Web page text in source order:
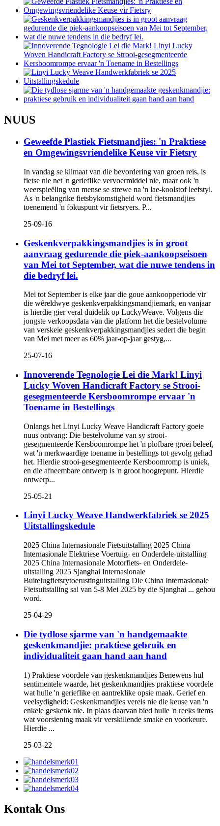
NUUS
Geweefde Plastiek Fietsmandjies: 'n Praktiese
en Omgewingsvriendelike Keuse vir Fietsry
In vandag se klimaat van die bevordering van groen reis, is
fietse nie net 'n gerieflike vervoermiddel nie, maar ook 'n
weerspieëling van mense se strewe na 'n lae-koolstof leefstyl.
As 'n belangrike fietsbykomstigheid word fietsmandjies
toenemend 'n fokuspunt vir fietsryers. P...
25-09-16
Geskenkverpakkingsmandjies is in groot
aanvraag gedurende die piek-aankoopseisoen
van Mei tot September, wat die nuwe tendens in
die bedryf lei.
Mei tot September is elke jaar die goue aankoopperiode vir
die wêreldwye geskenkverpakkingsmandjiemark, en vanjaar
is hierdie gier veral duidelik op LuckyWeave. Volgens die
jongste verkoopsdata van die platform het die bestelvolume
van verskeie geskenkverpakkingsmandjies sedert die begin
van Mei met meer as 60% jaar-op-jaar gestyg,...
25-07-16
Innoverende Tegnologie Lei die Mark! Linyi
Lucky Woven Handicraft Factory se Strooi-
gesegmenteerde Kersboomrompe ervaar 'n
Toename in Bestellings
Onlangs het Linyi Lucky Weave Handicraft Factory goeie
nuus ontvang: Die bestelvolume van sy strooi-
gesegmenteerde Kersboomrompe het 'n plofbare groei beleef,
wat 'n merkwaardige toename in bestellings tot gevolg gehad
het. Hierdie strooi-gesegmenteerde Kersboomromp is uniek,
en die afneembare ontwerp is 'n groot hoogtepunt. Hierdie
ontwerp...
25-05-21
Linyi Lucky Weave Handwerkfabriek se 2025
Uitstallingskedule
2025 China Internasionale Fietsuitstalling 2025 China
Internasionale Elektriese Voertuig- en Onderdele-uitstalling
2025 China Internasionale Motorfiets- en Onderdele-
uitstalling 2025 Sjanghai Internasionale
Buitelugfietsrytoerustinguitstalling Die China Internasionale
Fietsuitstalling sal van 5-8 Mei 2025 by die Sjanghai ... gehou
word.
25-04-29
Die tydlose sjarme van 'n handgemaakte
geskenkmandjie: praktiese gebruik en
individualiteit gaan hand aan hand
1) Praktiese voordele van geskenkmandjies Benewens hul
sentimentele waarde, het geskenkmandjies praktiese voordele
wat hulle 'n gerieflike en aantreklike opsie maak. Gerief en
veelsydigheid: Geskenkmandjies vereis nie die keuse van 'n
enkele geskenk nie. In plaas daarvan bied hulle 'n reeks items
wat voorsiening maak vir verskillende smake en voorkeure.
Hierdie ...
25-03-22
Kontak Ons